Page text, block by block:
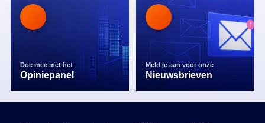
Doe mee met het
Opiniepanel
Meld je aan voor onze
Nieuwsbrieven